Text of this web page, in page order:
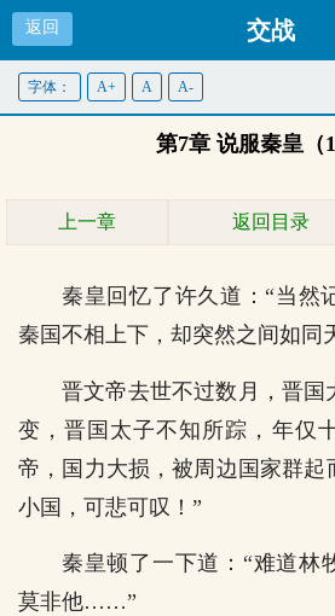
返回 交战
字体： A+ A A-
第7章 说服秦皇（1
上一章 返回目录
秦皇回忆了许久道：“当然
秦国不相上下，却突然之间如同
晋文帝去世不过数月，晋国
变，晋国太子不知所踪，年仅
帝，国力大损，被周边国家群起
小国，可悲可叹！”
秦皇顿了一下道：“难道
莫非他……”